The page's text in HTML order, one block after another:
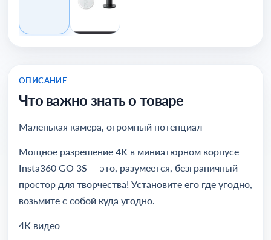
ОПИСАНИЕ
Что важно знать о товаре
Маленькая камера, огромный потенциал
Мощное разрешение 4K в миниатюрном корпусе
Insta360 GO 3S — это, разумеется, безграничный
простор для творчества! Установите его где угодно,
возьмите с собой куда угодно.
4К видео